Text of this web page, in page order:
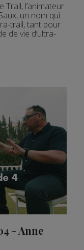
Trail, l’animateur
un nom qui
trail, tant pour
de vie d’ultra-
- Anne